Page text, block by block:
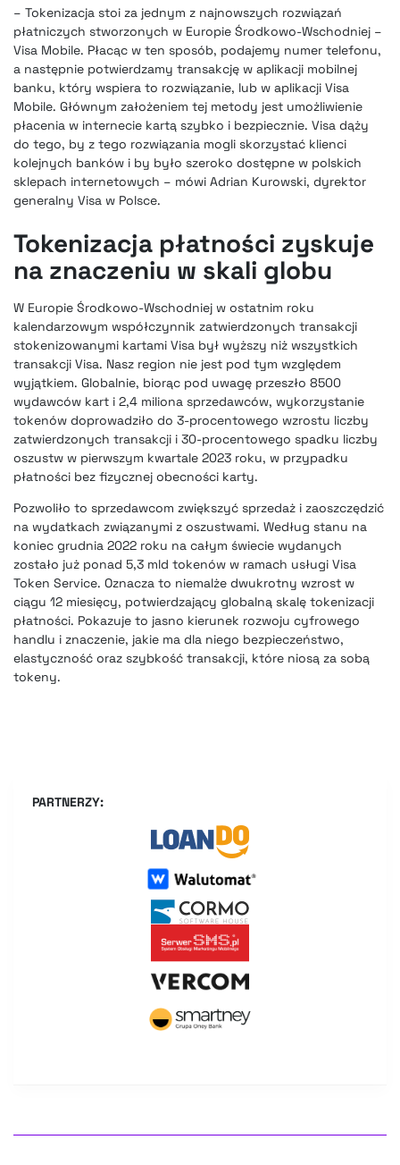
– Tokenizacja stoi za jednym z najnowszych rozwiązań
płatniczych stworzonych w Europie Środkowo-Wschodniej –
Visa Mobile. Płacąc w ten sposób, podajemy numer telefonu,
a następnie potwierdzamy transakcję w aplikacji mobilnej
banku, który wspiera to rozwiązanie, lub w aplikacji Visa
Mobile. Głównym założeniem tej metody jest umożliwienie
płacenia w internecie kartą szybko i bezpiecznie. Visa dąży
do tego, by z tego rozwiązania mogli skorzystać klienci
kolejnych banków i by było szeroko dostępne w polskich
sklepach internetowych – mówi Adrian Kurowski, dyrektor
generalny Visa w Polsce.
Tokenizacja płatności zyskuje
na znaczeniu w skali globu
W Europie Środkowo-Wschodniej w ostatnim roku
kalendarzowym współczynnik zatwierdzonych transakcji
stokenizowanymi kartami Visa był wyższy niż wszystkich
transakcji Visa. Nasz region nie jest pod tym względem
wyjątkiem. Globalnie, biorąc pod uwagę przeszło 8500
wydawców kart i 2,4 miliona sprzedawców, wykorzystanie
tokenów doprowadziło do 3-procentowego wzrostu liczby
zatwierdzonych transakcji i 30-procentowego spadku liczby
oszustw w pierwszym kwartale 2023 roku, w przypadku
płatności bez fizycznej obecności karty.
Pozwoliło to sprzedawcom zwiększyć sprzedaż i zaoszczędzić
na wydatkach związanymi z oszustwami. Według stanu na
koniec grudnia 2022 roku na całym świecie wydanych
zostało już ponad 5,3 mld tokenów w ramach usługi Visa
Token Service. Oznacza to niemalże dwukrotny wzrost w
ciągu 12 miesięcy, potwierdzający globalną skalę tokenizacji
płatności. Pokazuje to jasno kierunek rozwoju cyfrowego
handlu i znaczenie, jakie ma dla niego bezpieczeństwo,
elastyczność oraz szybkość transakcji, które niosą za sobą
tokeny.
PARTNERZY: